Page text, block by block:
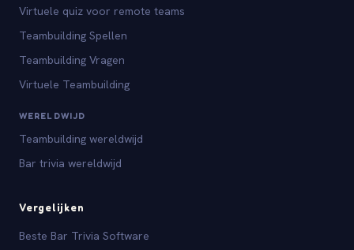
Virtuele quiz voor remote teams
Teambuilding Spellen
Teambuilding Vragen
Virtuele Teambuilding
WERELDWIJD
Teambuilding wereldwijd
Bar trivia wereldwijd
Vergelijken
Beste Bar Trivia Software